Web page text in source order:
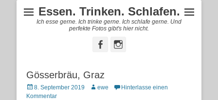
Essen. Trinken. Schlafen.
Ich esse gerne. Ich trinke gerne. Ich schlafe gerne. Und
perfekte Fotos gibt's hier nicht.
FacebookInstagram
Gösserbräu, Graz
Posted
on
8. September 2019 Autorewe
Hinterlasse einen
Kommentar